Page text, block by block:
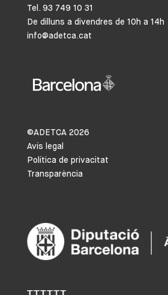
Tel. 93 749 10 31
De dilluns a divendres de 10h a 14h
info@adetca.cat
©ADETCA 2026
Avís legal
Política de privacitat
Transparència